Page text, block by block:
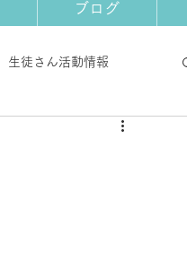
ブログ
生徒さん活動情報